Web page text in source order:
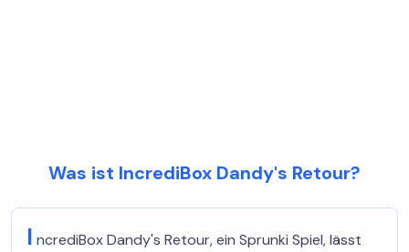
Was ist IncrediBox Dandy's Retour?
I ncrediBox Dandy's Retour, ein Sprunki Spiel, lässt